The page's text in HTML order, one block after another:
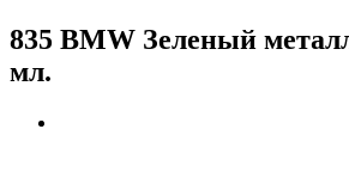
835 BMW Зеленый
мл.